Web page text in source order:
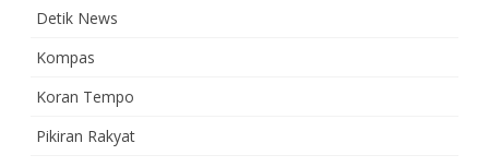
Detik News
Kompas
Koran Tempo
Pikiran Rakyat